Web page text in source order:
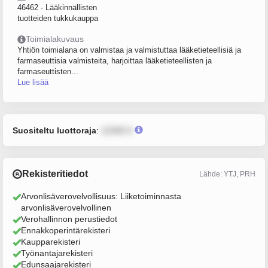
46462 - Lääkinnällisten
tuotteiden tukkukauppa
Toimialakuvaus
Yhtiön toimialana on valmistaa ja valmistuttaa lääketieteellisiä ja
farmaseuttisia valmisteita, harjoittaa lääketieteellisten ja
farmaseuttisten...
Lue lisää
Suositeltu luottoraja:
Rekisteritiedot Lähde: YTJ, PRH
Arvonlisäverovelvollisuus: Liiketoiminnasta
arvonlisäverovelvollinen
Verohallinnon perustiedot
Ennakkoperintärekisteri
Kaupparekisteri
Työnantajarekisteri
Edunsaajarekisteri